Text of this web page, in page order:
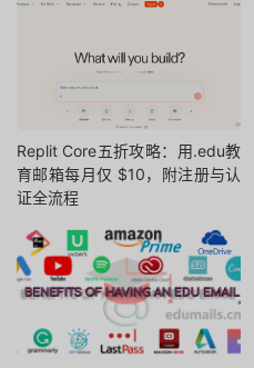
Replit Core五折攻略：用.edu教
育邮箱每月仅 $10，附注册与认
证全流程